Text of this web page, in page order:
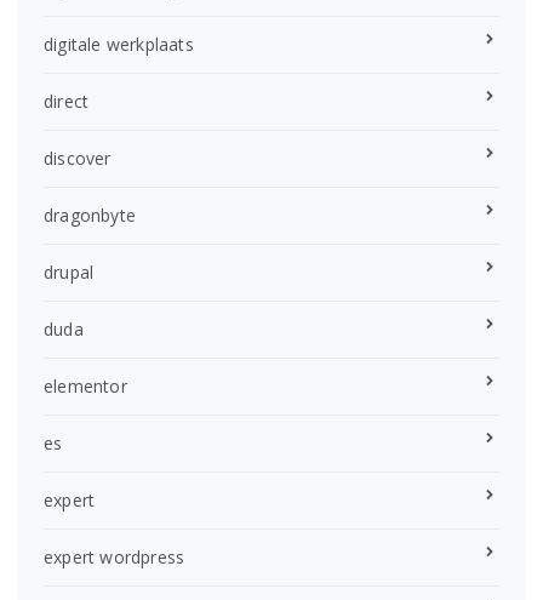
digitale werkplaats
direct
discover
dragonbyte
drupal
duda
elementor
es
expert
expert wordpress